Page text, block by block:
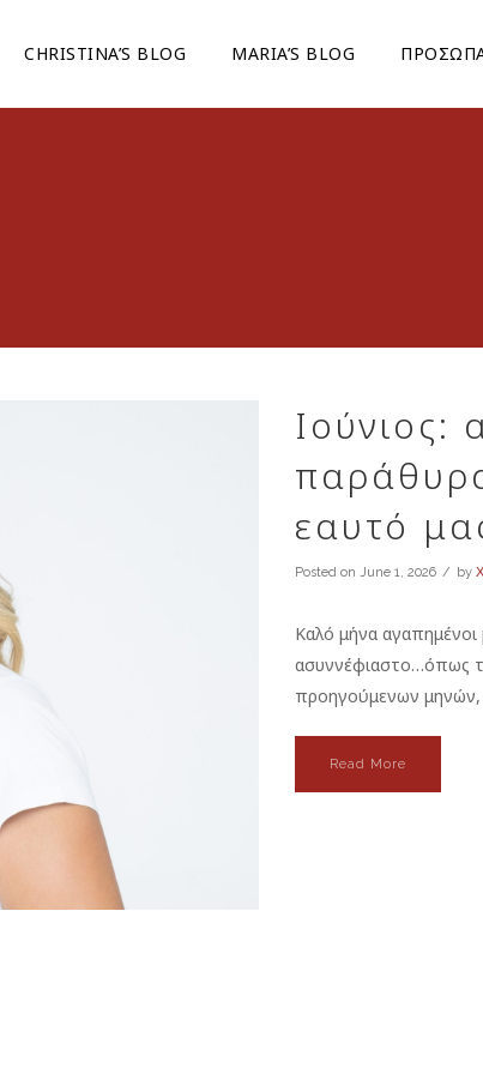
CHRISTINA’S BLOG ΜARIA’S BLOG
Ιούνιος:
εαυτό
Posted on June 1, 2026 by
Καλό μήνα
ασυννέφιαστο…όπως
προηγούμενων μηνών,
Read More